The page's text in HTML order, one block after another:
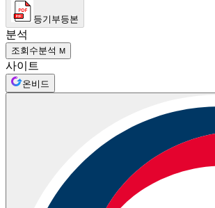
등기부등본
분석
조회수분석 M
사이트
온비드